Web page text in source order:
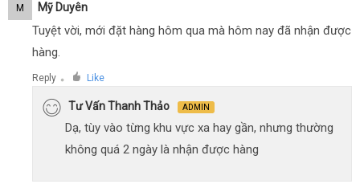
M Mỹ Duyên
Tuyệt vời, mới đặt hàng hôm qua mà hôm nay đã nhận được
hàng.
Reply ● Like
Tư Vấn Thanh Thảo ADMIN
Dạ, tùy vào từng khu vực xa hay gần, nhưng thường
không quá 2 ngày là nhận được hàng